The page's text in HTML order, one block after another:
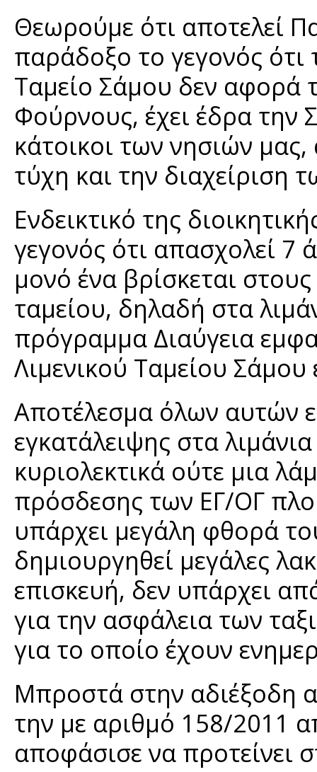
Θεωρούμε ότι αποτελεί
παράδοξο το γεγονός ότι
Ταμείο Σάμου δεν αφορά
Φούρνους, έχει έδρα την
κάτοικοι των νησιών
τύχη και την διαχείριση
Ενδεικτικό της
γεγονός ότι απασχολεί
μονό ένα βρίσκεται
ταμείου, δηλαδή στα
πρόγραμμα Διαύγεια
Λιμενικού Ταμείου
Αποτέλεσμα όλων αυτών
εγκατάλειψης στα
κυριολεκτικά ούτε μια
πρόσδεσης των ΕΓ/ΟΓ
υπάρχει μεγάλη φθορά
δημιουργηθεί μεγάλες
επισκευή, δεν υπάρχει
για την ασφάλεια των
για το οποίο έχουν
Μπροστά στην αδιέξοδη
την με αριθμό 158/2011
αποφάσισε να προτείνει